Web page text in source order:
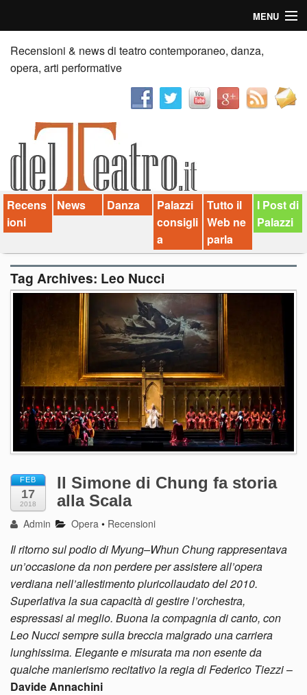
MENU
Home
Recensioni
News
Palazzi consiglia
Video
Chi siamo
Contatti
Recensioni & news di teatro contemporaneo, danza,
opera, arti performative
Recens
ioni
News Danza
Palazzi
consigli
a
Tutto il
Web ne
parla
I Post di
Palazzi
Tag Archives: Leo Nucci
FEB
17
2018
Il Simone di Chung fa storia
alla Scala
Admin Opera • Recensioni
Il ritorno sul podio di Myung–Whun Chung rappresentava
un’occasione da non perdere per assistere all’opera
verdiana nell’allestimento pluricollaudato del 2010.
Superlativa la sua capacità di gestire l’orchestra,
espressasi al meglio. Buona la compagnia di canto, con
Leo Nucci sempre sulla breccia malgrado una carriera
lunghissima. Elegante e misurata ma non esente da
qualche manierismo recitativo la regia di Federico Tiezzi–
Davide Annachini